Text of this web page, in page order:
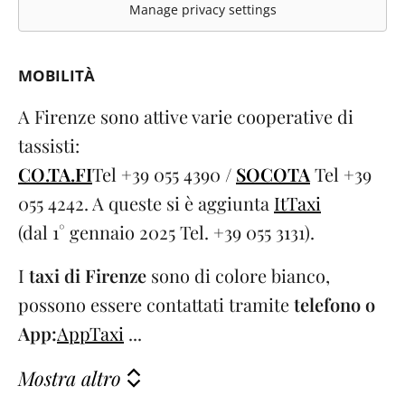
Manage privacy settings
MOBILITÀ
A Firenze sono attive varie cooperative di
tassisti:
CO.TA.FITel +39 055 4390 / SOCOTA Tel +39
055 4242. A queste si è aggiunta ItTaxi
(dal 1° gennaio 2025 Tel. +39 055 3131).
I taxi di Firenze sono di colore bianco,
possono essere contattati tramitetelefono o
App:AppTaxi ...
Mostra altro